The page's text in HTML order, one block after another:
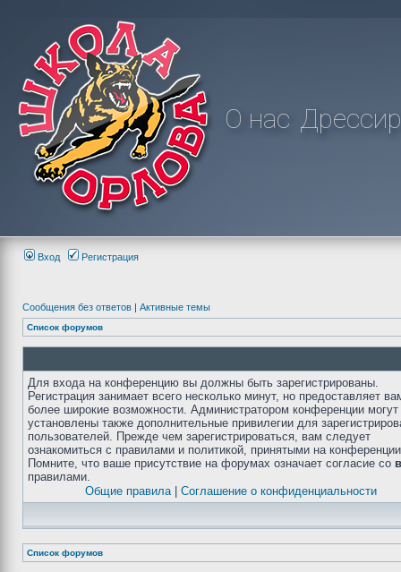
О нас
Вход Регистрация
Сообщения без ответов | Активные темы
Список форумов
Для входа на конференцию вы должны быть зарегистрированы.
Регистрация занимает всего несколько минут, но предоставляет
более широкие возможности. Администратором конференции
установлены также дополнительные привилегии для
пользователей. Прежде чем зарегистрироваться, вам следует
ознакомиться с правилами и политикой, принятыми на
Помните, что ваше присутствие на форумах означает согласие со
правилами.
Общие правила| Соглашение о конфиденциальности
Список форумов